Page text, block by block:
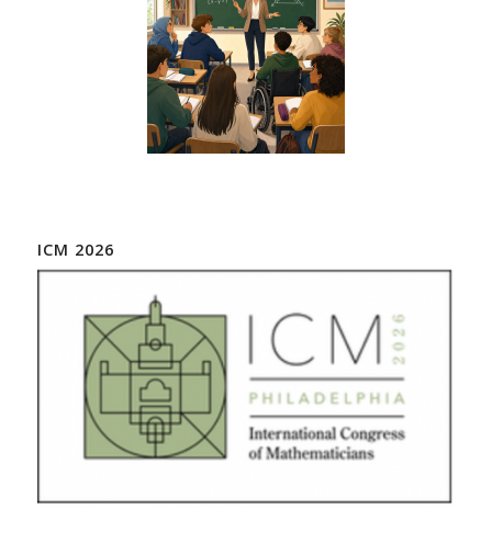
ICM 2026